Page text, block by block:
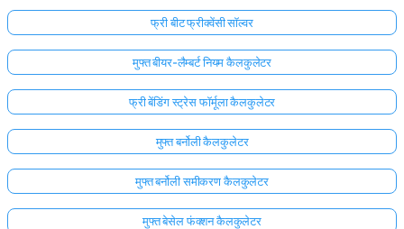
अभी
तक
कोई
प्रश्न
नहीं
अपना
पहला
प्रश्न
पूछें
फ्री बीट फ्रीक्वेंसी सॉल्वर
मुफ्त बीयर-लैम्बर्ट नियम कैलकुलेटर
फ्री बेंडिंग स्ट्रेस फॉर्मूला कैलकुलेटर
मुफ्त बर्नोली कैलकुलेटर
मुफ्त बर्नोली समीकरण कैलकुलेटर
मुफ्त बेसेल फंक्शन कैलकुलेटर